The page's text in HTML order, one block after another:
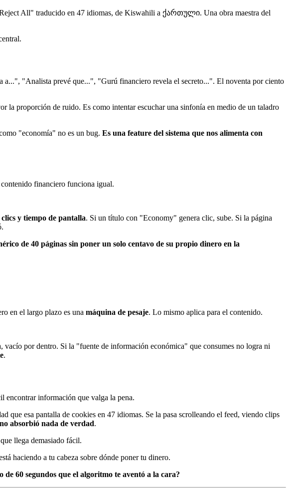
All" traducido en 47 idiomas, de Kiswahili a ქართული. Una obra maestra del
a...", "Analista prevé que...", "Gurú financiero revela el secreto...". El noventa por ciento
la proporción de ruido. Es como intentar escuchar una sinfonía en medio de un taladro
"economía" no es un bug. Es una feature del sistema que nos alimenta con
financiero funciona igual.
y tiempo de pantalla. Si un título con "Economy" genera clic, sube. Si la página
de 40 páginas sin poner un solo centavo de su propio dinero en la
en el largo plazo es una máquina de pesaje. Lo mismo aplica para el contenido.
por dentro. Si la "fuente de información económica" que consumes no logra ni
.
encontrar información que valga la pena.
esa pantalla de cookies en 47 idiomas. Se la pasa scrolleando el feed, viendo clips
no absorbió nada de verdad.
llega demasiado fácil.
haciendo a tu cabeza sobre dónde poner tu dinero.
60 segundos que el algoritmo te aventó a la cara?